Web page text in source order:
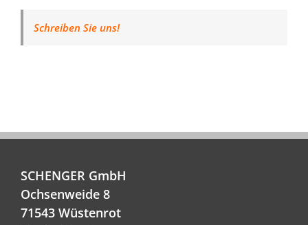
Schreiben Sie uns!
SCHENGER GmbH
Ochsenweide 8
71543 Wüstenrot